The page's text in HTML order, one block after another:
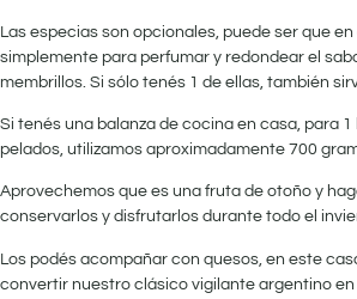
Las especias son opcionales, puede ser que
simplemente para perfumar y redondear el
membrillos. Si sólo tenés 1 de ellas, también
Si tenés una balanza de cocina en casa, para 1
pelados, utilizamos aproximadamente 700
Aprovechemos que es una fruta de otoño y
conservarlos y disfrutarlos durante todo el
Los podés acompañar con quesos, en este
convertir nuestro clásico vigilante argentino